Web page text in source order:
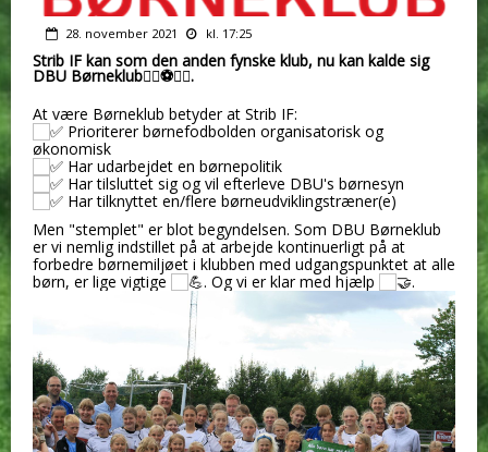
28. november 2021 kl. 17:25
Strib IF kan som den anden fynske klub, nu kan kalde sig
DBU Børneklub🏃‍♀⚽🏃‍♂.
At være Børneklub betyder at Strib IF:
Prioriterer børnefodbolden organisatorisk og
økonomisk
Har udarbejdet en børnepolitik
Har tilsluttet sig og vil efterleve DBU's børnesyn
Har tilknyttet en/flere børneudviklingstræner(e)
Men "stemplet" er blot begyndelsen. Som DBU Børneklub
er vi nemlig indstillet på at arbejde kontinuerligt på at
forbedre børnemiljøet i klubben med udgangspunktet at alle
børn, er lige vigtige
. Og vi er klar med hjælp .